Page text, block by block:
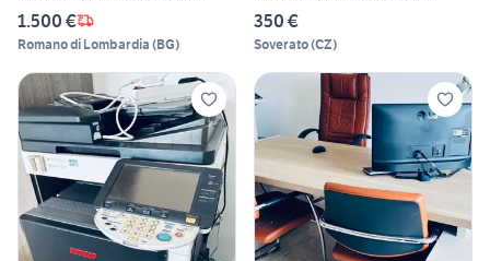
1.500 €
Romano di Lombardia (BG)
350 €
Soverato(CZ)